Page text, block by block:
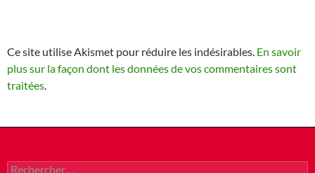
Ce site utilise Akismet pour réduire les indésirables. En savoir
plus sur la façon dont les données de vos commentaires sont
traitées
Rechercher :